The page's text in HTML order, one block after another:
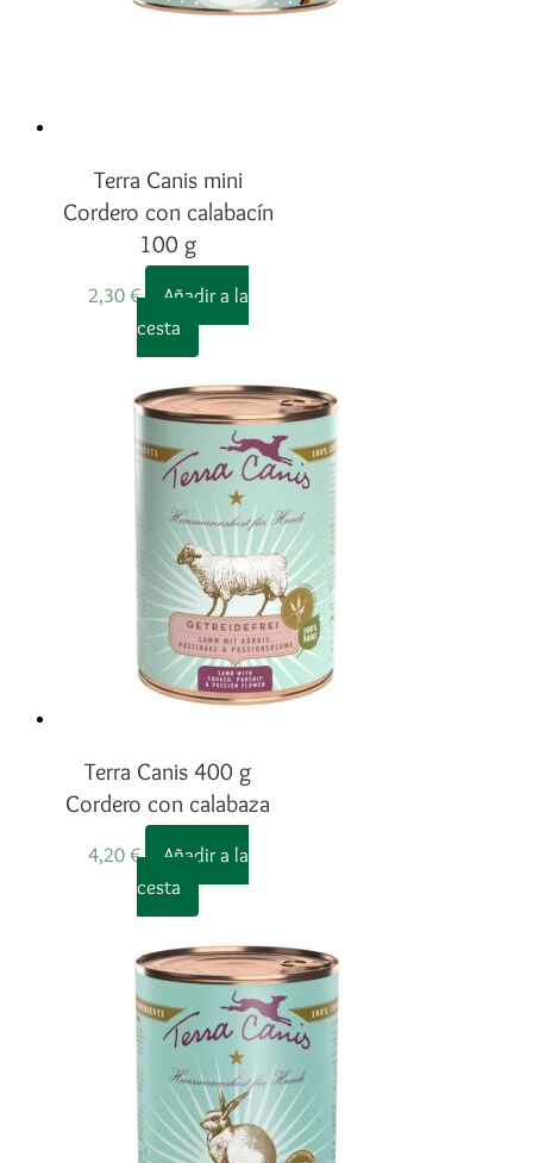
Terra Canis mini
Cordero con calabacín
100 g
2,30 €
Añadir a la
cesta
Terra Canis 400 g
Cordero con calabaza
4,20 €
Añadir a la
cesta